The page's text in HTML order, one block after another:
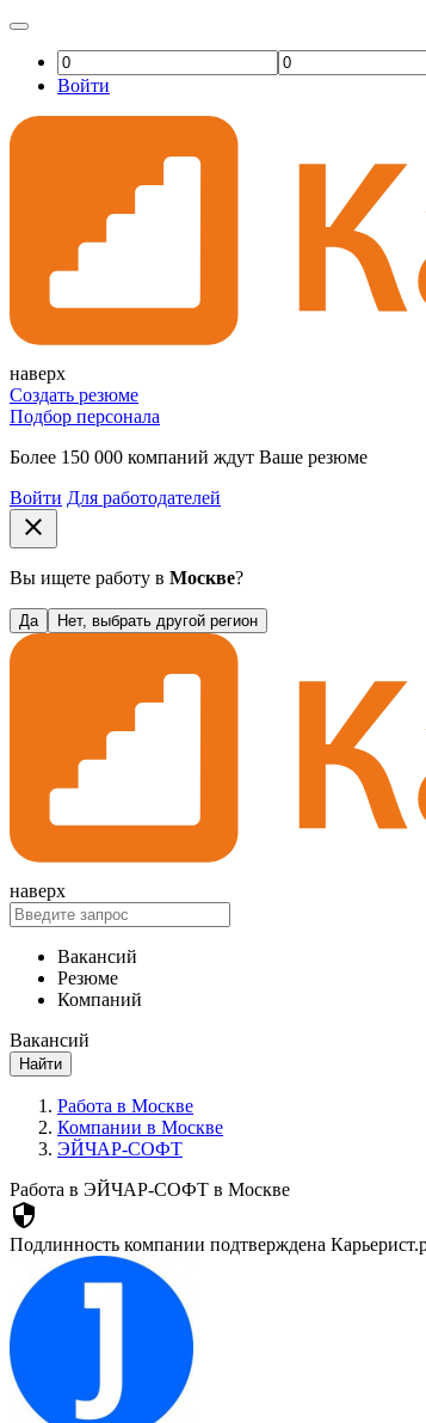
Войти
наверх
Создать резюме
Подбор персонала
Более 150 000 компаний ждут Ваше резюме
Войти Для работодателей
close
Вы ищете работу в Москве?
Да Нет, выбрать другой регион
наверх
Вакансий
Резюме
Компаний
Вакансий
Найти
Работа в Москве
Компании в Москве
ЭЙЧАР-СОФТ
Работа в ЭЙЧАР-СОФТ в Москве
security
Подлинность компании подтверждена